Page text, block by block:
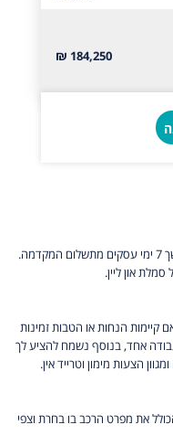
184,250 ₪
תשלום המקדמה יבטיח את הדגם אותו בחרת למשך 7 ימי עסקים מתשלום המקדמה.
סמלת און ליין.
קיימות הנחות או הטבות זמינות
אחד, בנוסף נשמח להציע לך
הצעות מימון וטרייד אין.
את מפרט הרכב בו בחרת וצפי